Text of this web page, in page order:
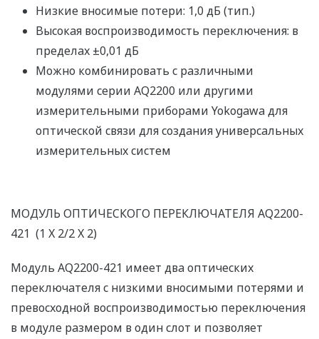
Низкие вносимые потери: 1,0 дБ (тип.)
Высокая воспроизводимость переключения: в
пределах ±0,01 дБ
Можно комбинировать с различными
модулями серии AQ2200 или другими
измерительными приборами Yokogawa для
оптической связи для создания универсальных
измерительных систем
МОДУЛЬ ОПТИЧЕСКОГО ПЕРЕКЛЮЧАТЕЛЯ AQ2200-
421 (1 X 2/2 X 2)
Модуль AQ2200-421 имеет два оптических
переключателя с низкими вносимыми потерями и
превосходной воспроизводимостью переключения
в модуле размером в один слот и позволяет